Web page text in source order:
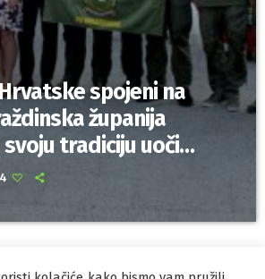
spojeni na
županija
tradiciju uoči
4